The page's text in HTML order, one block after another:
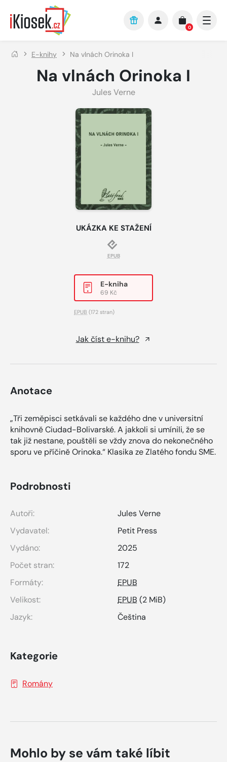
Přejít na hlavní obsah
0
E-knihy Na vlnách Orinoka I
Na vlnách Orinoka I
Jules Verne
UKÁZKA KE STAŽENÍ
EPUB
E-kniha
69 Kč
EPUB (172 stran)
Jak číst e-knihu?
Anotace
„Tři zeměpisci setkávali se každého dne v universitní
knihovně Ciudad-Bolivarské. A jakkoli si umínili, že se
tak již nestane, pouštěli se vždy znova do nekonečného
sporu ve příčině Orinoka.“ Klasika ze Zlatého fondu SME.
Podrobnosti
Autoři:
Jules Verne
Vydavatel:
Petit Press
Vydáno:
2025
Počet stran:
172
Formáty:
EPUB
Velikost:
EPUB (2 MiB)
Jazyk:
Čeština
Kategorie
Romány
Mohlo by se vám také líbit